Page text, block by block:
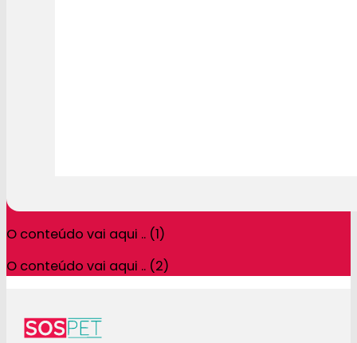
O conteúdo vai aqui .. (1)
O conteúdo vai aqui .. (2)